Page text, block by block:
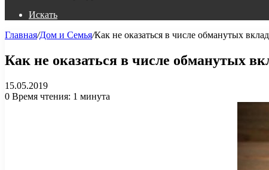
Искать
Главная/Дом и Семья/Как не оказаться в числе обманутых
Как не оказаться в числе обманутых
15.05.2019
0 Время чтения: 1 минута